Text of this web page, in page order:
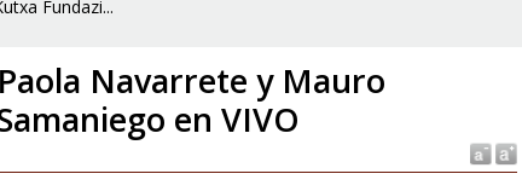
Fundazi...
Paola Navarrete y Mauro
en VIVO